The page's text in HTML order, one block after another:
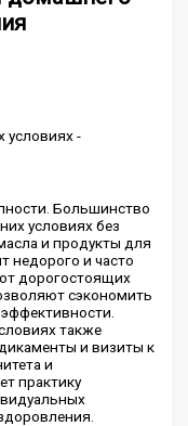
Большинство
условиях без
и продукты для
недорого и часто
от дорогостоящих
сэкономить
также
и визиты к
и
практику